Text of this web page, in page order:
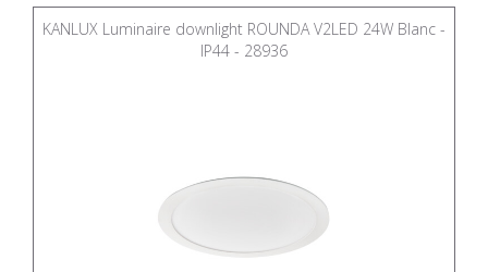
KANLUX Luminaire downlight ROUNDA V2LED 24W Blanc -
IP44 - 28936